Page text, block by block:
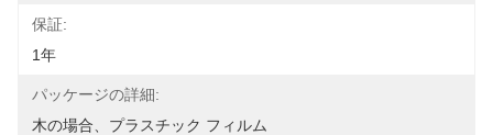
保証:
1年
パッケージの詳細:
木の場合、プラスチック フィルム